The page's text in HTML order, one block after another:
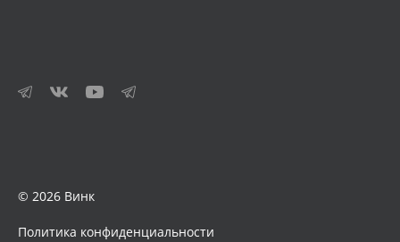
© 2026 Винк
Политика конфиденциальности